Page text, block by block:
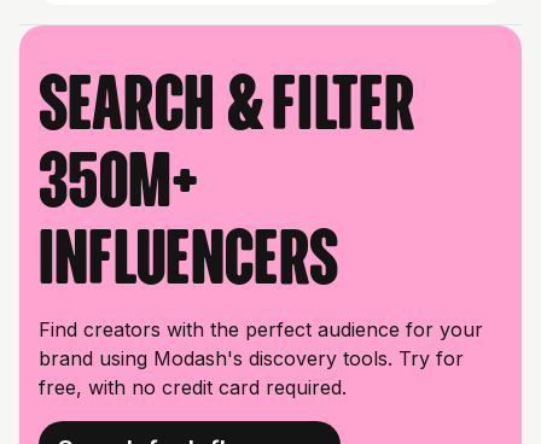
Search & filter
350M+
influencers
Find creators with the perfect audience for your
brand using Modash's discovery tools. Try for
free, with no credit card required.